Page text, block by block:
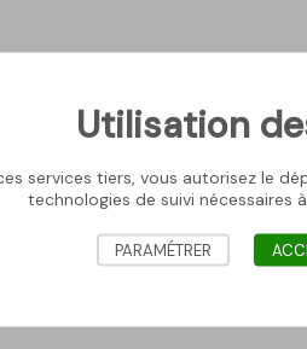
Utilisation
services tiers, vous autorisez le
technologies de suivi nécessaires
PARAMÉTRER